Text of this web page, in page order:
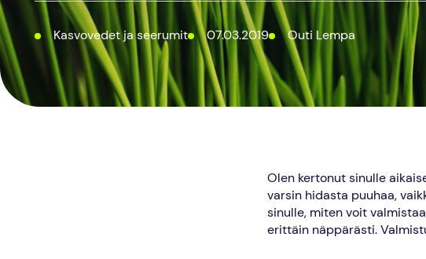
Kasvovedet ja seerumit 07.03.2019 Outi Lempa
Olen kertonut sinulle
varsin hidasta puuhaa,
sinulle, miten voit
erittäin näppärästi.